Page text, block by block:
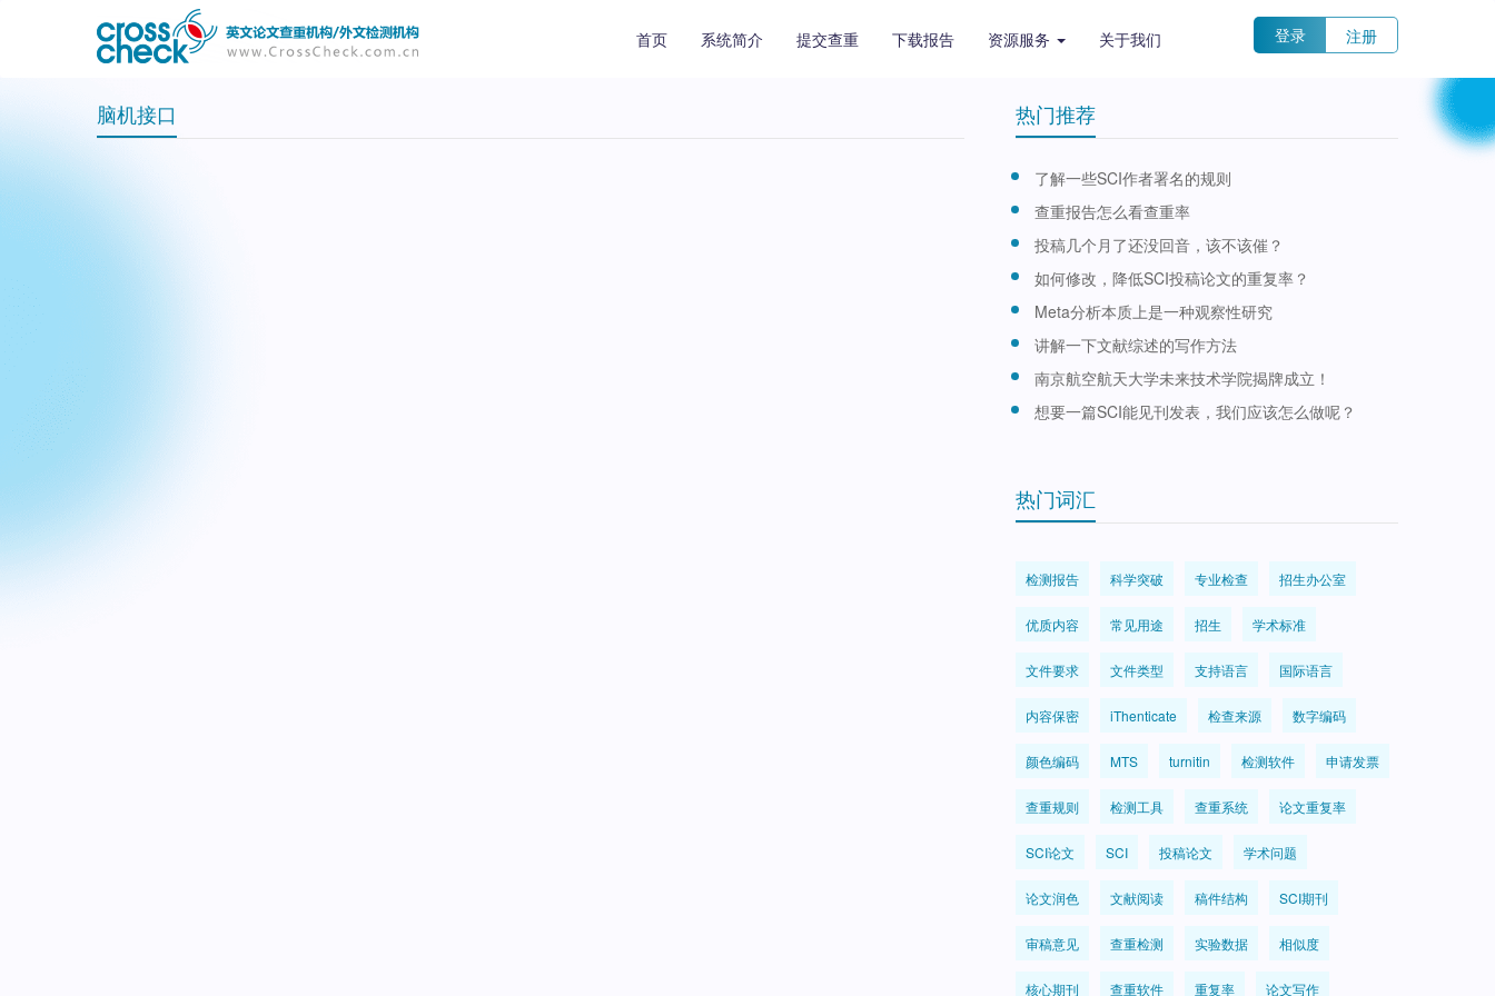
导
航 首页 系统简介 提交查重 下载报告 资源服务 关于我们
account
menu 登录 注册
脑机接口 热门推荐
了解一些SCI作者署名的规则
查重报告怎么看查重率
投稿几个月了还没回音，该不该催？
如何修改，降低SCI投稿论文的重复率？
Meta分析本质上是一种观察性研究
讲解一下文献综述的写作方法
南京航空航天大学未来技术学院揭牌成立！
想要一篇SCI能见刊发表，我们应该怎么做呢？
热门词汇
检测报告 科学突破 专业检查 招生办公室
优质内容 常见用途 招生 学术标准
文件要求 文件类型 支持语言 国际语言
内容保密 iThenticate 检查来源 数字编码
颜色编码 MTS turnitin 检测软件 申请发票
查重规则 检测工具 查重系统 论文重复率
SCI论文 SCI 投稿论文 学术问题
论文润色 文献阅读 稿件结构 SCI期刊
审稿意见 查重检测 实验数据 相似度
核心期刊 查重软件 重复率 论文写作